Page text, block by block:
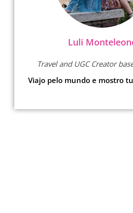
Luli
Travel and UGC Creator
Viajo pelo mundo e mostro